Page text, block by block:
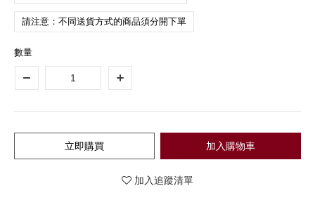
請注意：不同送貨方式的商品須分開下單
數量
加入購物車
立即購買
加入追蹤清單